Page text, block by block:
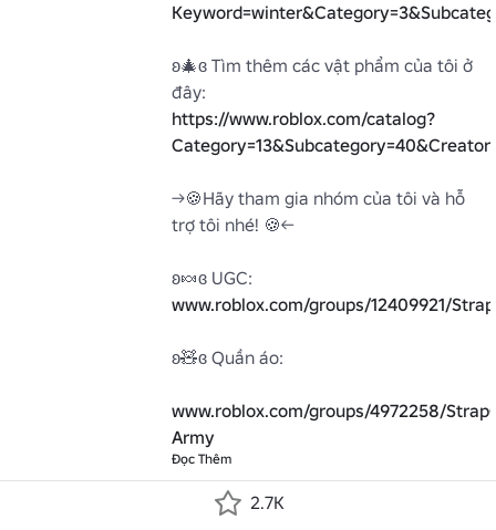
ʚ🎄ɞ Tìm thêm các vật phẩm của tôi ở
https://www.roblox.com/catalog?
->🍪Hãy tham gia nhóm của tôi và hỗ
trợ tôi nhé! 🍪<-
www.roblox.com/groups/12409921/
ʚ🧸ɞ Quần áo:
www.roblox.com/groups/4972258/
Army
Đọc Thêm
2.7K